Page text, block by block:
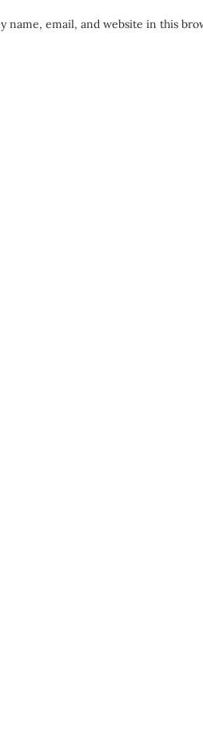
name, email, and website in this